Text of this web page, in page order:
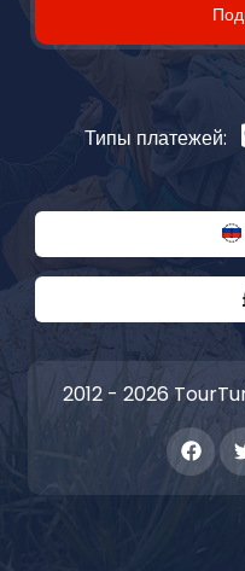
Типы платежей:
2012 - 2026